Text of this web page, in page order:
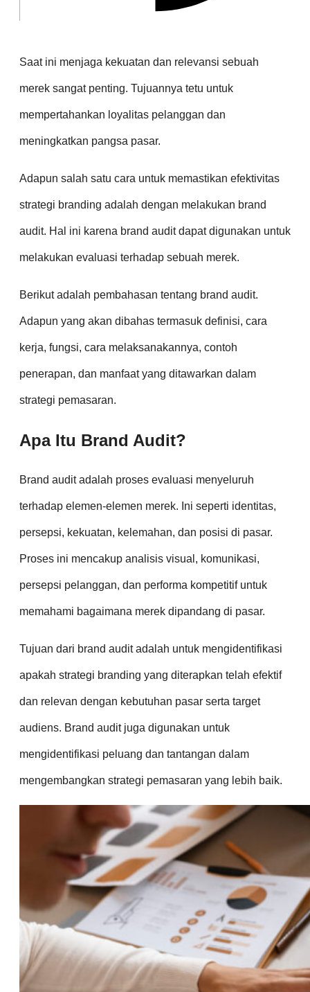
Saat ini menjaga kekuatan dan relevansi sebuah
merek sangat penting. Tujuannya tetu untuk
mempertahankan loyalitas pelanggan dan
meningkatkan pangsa pasar.
Adapun salah satu cara untuk memastikan efektivitas
strategi branding adalah dengan melakukan brand
audit. Hal ini karena brand audit dapat digunakan untuk
melakukan evaluasi terhadap sebuah merek.
Berikut adalah pembahasan tentang brand audit.
Adapun yang akan dibahas termasuk definisi, cara
kerja, fungsi, cara melaksanakannya, contoh
penerapan, dan manfaat yang ditawarkan dalam
strategi pemasaran.
Apa Itu Brand Audit?
Brand audit adalah proses evaluasi menyeluruh
terhadap elemen-elemen merek. Ini seperti identitas,
persepsi, kekuatan, kelemahan, dan posisi di pasar.
Proses ini mencakup analisis visual, komunikasi,
persepsi pelanggan, dan performa kompetitif untuk
memahami bagaimana merek dipandang di pasar.
Tujuan dari brand audit adalah untuk mengidentifikasi
apakah strategi branding yang diterapkan telah efektif
dan relevan dengan kebutuhan pasar serta target
audiens. Brand audit juga digunakan untuk
mengidentifikasi peluang dan tantangan dalam
mengembangkan strategi pemasaran yang lebih baik.